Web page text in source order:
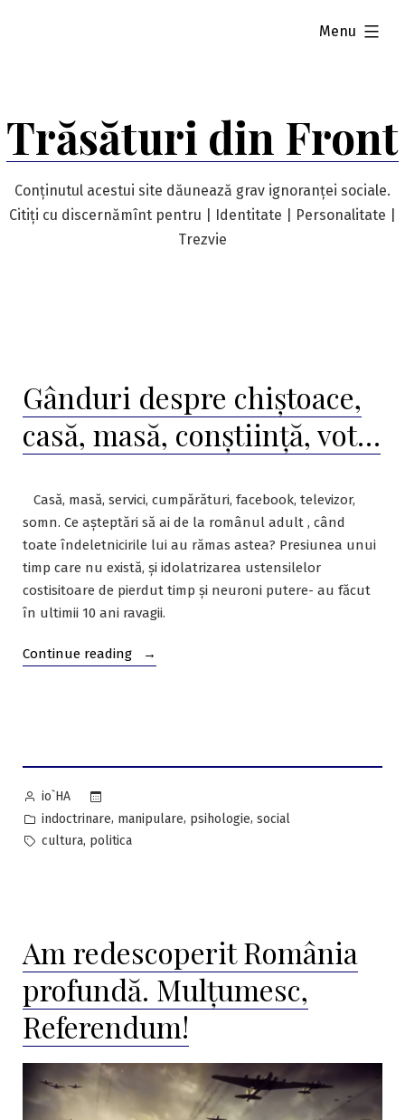
Trăsături din Front
Conținutul acestui site dăunează grav ignoranței sociale.
Citiți cu discernămînt pentru | Identitate | Personalitate |
Trezvie
Menu
expanded
Gânduri despre chiștoace,
casă, masă, conștiință, vot…
Casă, masă, servici, cumpărături, facebook, televizor,
somn. Ce așteptări să ai de la românul adult , când
toate îndeletnicirile lui au rămas astea? Presiunea unui
timp care nu există, și idolatrizarea ustensilelor
costisitoare de pierdut timp și neuroni putere- au făcut
în ultimii 10 ani ravagii.
Continue reading
“Gânduri
conștiință,
Posted
by
io`HA
Posted
in
indoctrinare, manipulare, psihologie, social
Tags:
cultura, politica
Am redescoperit România
profundă. Mulțumesc,
Referendum!